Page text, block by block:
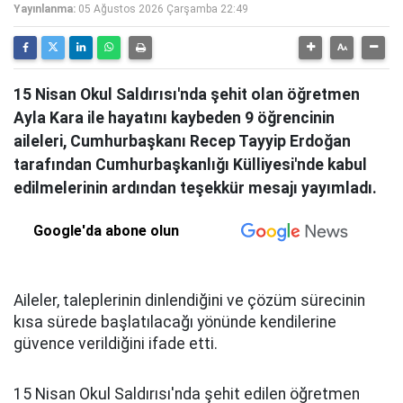
Yayınlanma: 05 Ağustos 2026 Çarşamba 22:49
15 Nisan Okul Saldırısı'nda şehit olan öğretmen
Ayla Kara ile hayatını kaybeden 9 öğrencinin
aileleri, Cumhurbaşkanı Recep Tayyip Erdoğan
tarafından Cumhurbaşkanlığı Külliyesi'nde kabul
edilmelerinin ardından teşekkür mesajı yayımladı.
Google'da abone olun
Aileler, taleplerinin dinlendiğini ve çözüm sürecinin
kısa sürede başlatılacağı yönünde kendilerine
güvence verildiğini ifade etti.
15 Nisan Okul Saldırısı'nda şehit edilen öğretmen